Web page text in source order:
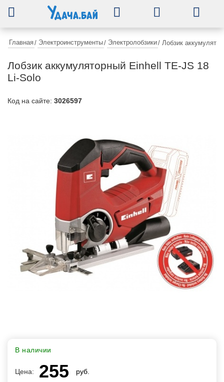
Главная/ Электроинструменты/ Электролобзики/ Лобзик
Лобзик аккумуляторный Einhell TE-JS 18
Li-Solo
Код на сайте: 3026597
В наличии
Цена: 255 руб.